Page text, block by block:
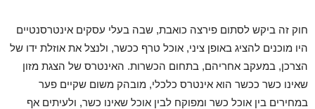
חוק זה ביקש לסתום פירצה כואבת, שבה בעלי עסקים אינטרסנטיים
היו מוכנים להציג באופן ציני, אוכל טרף ככשר, ולנצל את אוזלת ידו של
הצרכן, במעקב אחריהם, בתחום הכשרות. האינטרס של הצגת מזון
שאינו כשר ככשר הוא אינטרס כלכלי, מובהק משום שקיים פער
במחירים בין אוכל כשר ומפוקח לבין אוכל שאינו כשר, ולעיתים אף